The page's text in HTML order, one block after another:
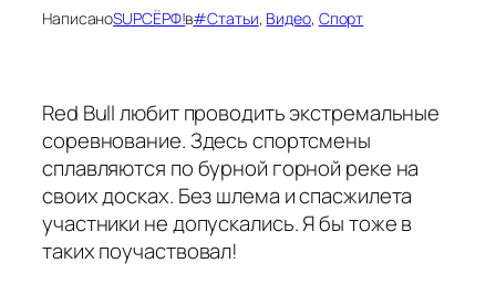
НаписаноSUPСЁРФ!в#Статьи, Видео, Спорт
Red Bull любит проводить экстремальные
соревнование. Здесь спортсмены
сплавляются по бурной горной реке на
своих досках. Без шлема и спасжилета
участники не допускались. Я бы тоже в
таких поучаствовал!